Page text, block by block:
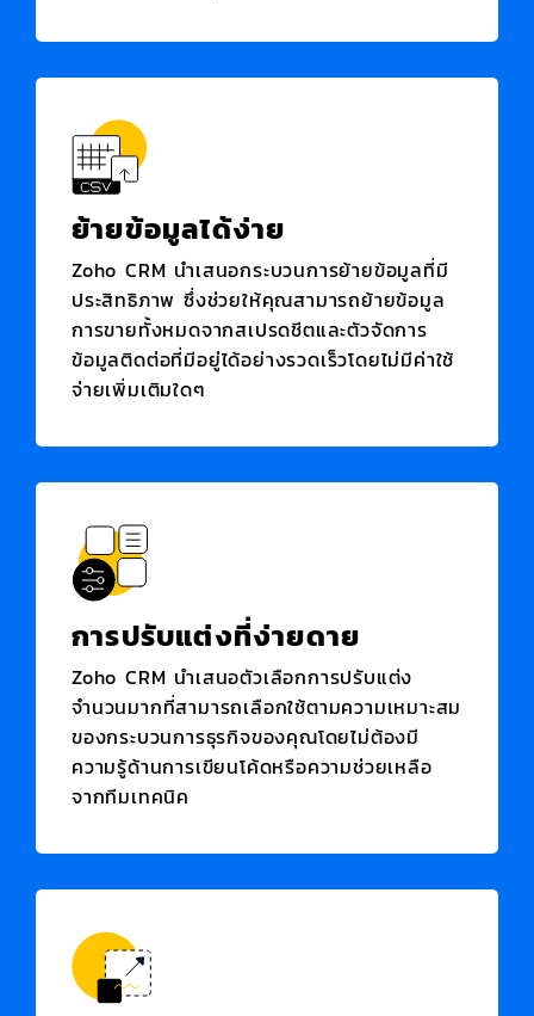
ย้ายข้อมูลได้ง่าย
Zoho CRM นำเสนอกระบวนการย้ายข้อมูลที่มี
ประสิทธิภาพ ซึ่งช่วยให้คุณสามารถย้ายข้อมูล
การขายทั้งหมดจากสเปรดชีตและตัวจัดการ
ข้อมูลติดต่อที่มีอยู่ได้อย่างรวดเร็วโดยไม่มีค่าใช้
จ่ายเพิ่มเติมใดๆ
การปรับแต่งที่ง่ายดาย
Zoho CRM นำเสนอตัวเลือกการปรับแต่ง
จำนวนมากที่สามารถเลือกใช้ตามความเหมาะสม
ของกระบวนการธุรกิจของคุณโดยไม่ต้องมี
ความรู้ด้านการเขียนโค้ดหรือความช่วยเหลือ
จากทีมเทคนิค